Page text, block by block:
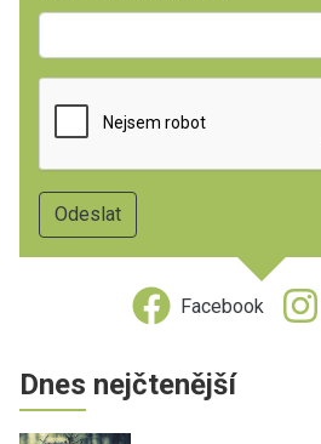
Facebook
Dnes nejčtenější